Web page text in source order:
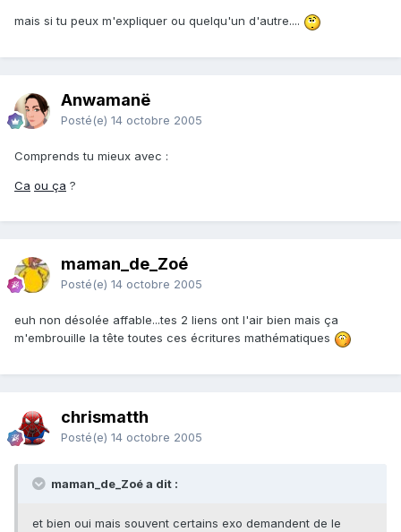
mais si tu peux m'expliquer ou quelqu'un d'autre....
Anwamanë
Posté(e) 14 octobre 2005
Comprends tu mieux avec :
Ca ou ça ?
maman_de_Zoé
Posté(e) 14 octobre 2005
euh non désolée affable...tes 2 liens ont l'air bien mais ça
m'embrouille la tête toutes ces écritures mathématiques
chrismatth
Posté(e) 14 octobre 2005
maman_de_Zoé a dit :
et bien oui mais souvent certains exo demandent de le